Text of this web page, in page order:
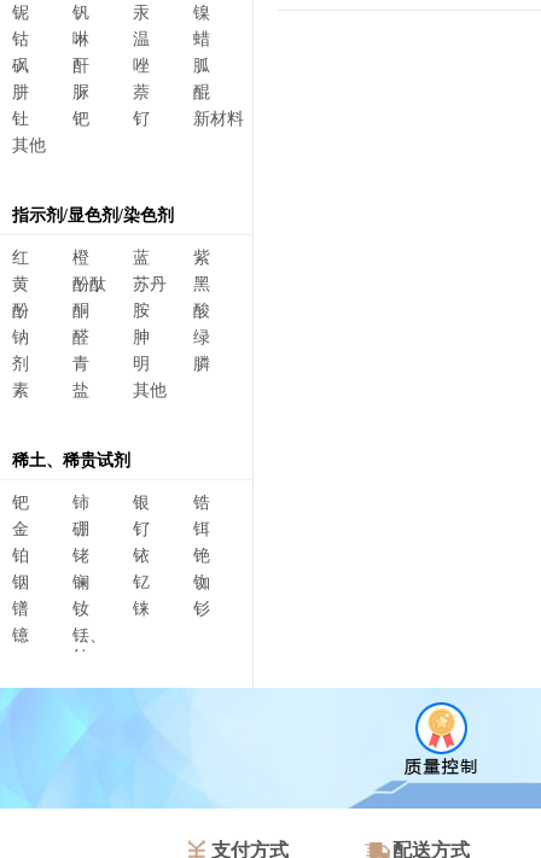
铌
钒 汞
镍
钴
啉 温
蜡
砜
酐 唑
胍
肼
脲 萘
醌
钍
钯 钌
新材料
其他
指示剂/显色剂/染色剂
红 橙 蓝
紫
黄
酚酞 苏丹
黑
酚
酮 胺
酸
钠
醛 胂
绿
剂
青 明
膦
素
盐 其他
稀土、稀贵试剂
钯 铈 银
锆
金
硼 钌
铒
铂
铑 铱
铯
铟
镧 钇
铷
镨
钕 铼
钐
镱
铥、
钆、
支付方式 配送方式